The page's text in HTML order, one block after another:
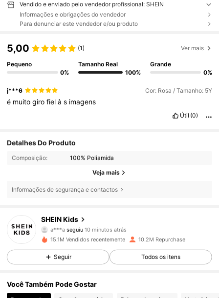
Vendido e enviado pelo vendedor profissional: SHEIN
Informações e obrigações do vendedor
Para denunciar este vendedor e/ou produto
5,00 (1) Ver mais
Pequeno
0%
Tamanho Real
100%
Grande
0%
j***6 Cor: Rosa / Tamanho: 5Y
é muitogirofielàs imagens
Útil (0)
Detalhes Do Produto
Composição: 100% Poliamida
Veja mais
Informações de segurança e contactos
SHEIN Kids
a***aseguiu
r***3está a navegar
4,89
808K Seguidores
15.1M Vendidos recentemente 10.2M Repurchase
Seguir Todos os itens
Você Também Pode Gostar